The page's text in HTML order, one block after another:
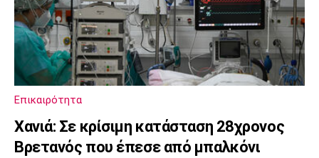
Επικαιρότητα
Χανιά: Σε κρίσιμη κατάσταση 28χρονος
Βρετανός που έπεσε από μπαλκόνι